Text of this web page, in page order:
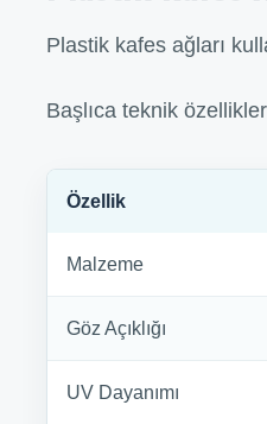
Plastik kafes ağları
Başlıca teknik
Özellik
Malzeme
Göz Açıklığı
UV Dayanımı